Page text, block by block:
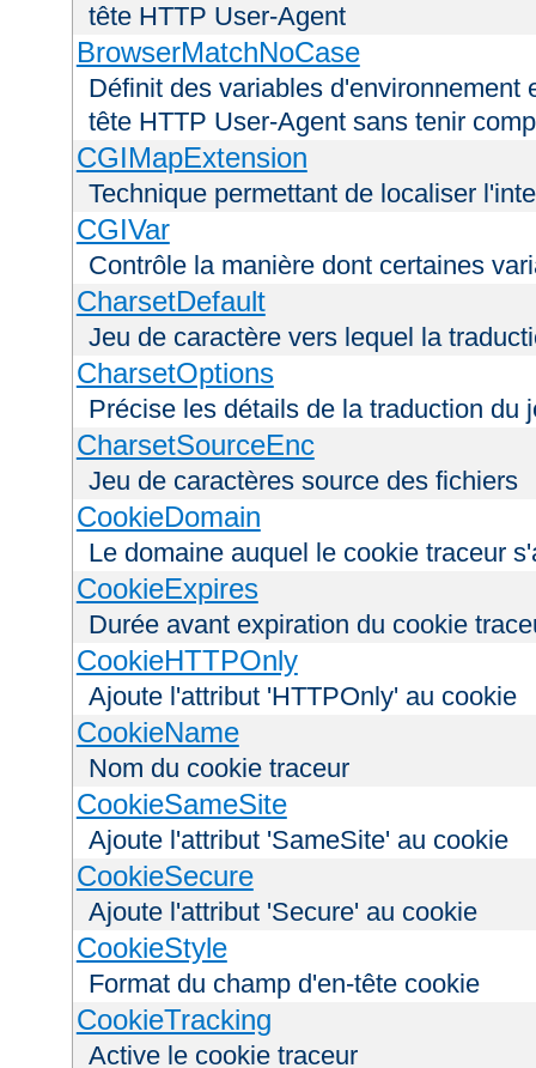
tête HTTP User-Agent
BrowserMatchNoCase
Définit des variables d'environnement
tête HTTP User-Agent sans tenir
CGIMapExtension
Technique permettant de localiser
CGIVar
Contrôle la manière dont certaines
CharsetDefault
Jeu de caractère vers lequel la
CharsetOptions
Précise les détails de la traduction du
CharsetSourceEnc
Jeu de caractères source des fichiers
CookieDomain
Le domaine auquel le cookie traceur
CookieExpires
Durée avant expiration du cookie
CookieHTTPOnly
Ajoute l'attribut 'HTTPOnly' au cookie
CookieName
Nom du cookie traceur
CookieSameSite
Ajoute l'attribut 'SameSite' au cookie
CookieSecure
Ajoute l'attribut 'Secure' au cookie
CookieStyle
Format du champ d'en-tête cookie
CookieTracking
Active le cookie traceur